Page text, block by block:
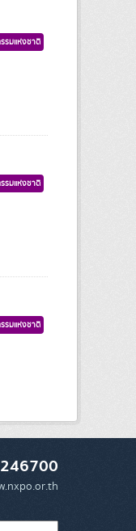
รมแห่งชาติ
รมแห่งชาติ
รมแห่งชาติ
246700